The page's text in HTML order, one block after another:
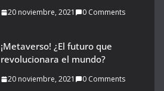
20 noviembre, 2021 0 Comments
¡Metaverso! ¿El futuro que
revolucionara el mundo?
20 noviembre, 2021 0 Comments